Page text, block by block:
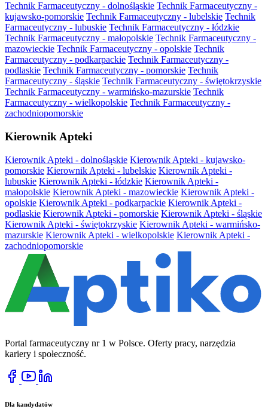
Technik Farmaceutyczny - dolnośląskie Technik Farmaceutyczny -
kujawsko-pomorskie Technik Farmaceutyczny - lubelskie Technik
Farmaceutyczny - lubuskie Technik Farmaceutyczny - łódzkie
Technik Farmaceutyczny - małopolskie Technik Farmaceutyczny -
mazowieckie Technik Farmaceutyczny - opolskie Technik
Farmaceutyczny - podkarpackie Technik Farmaceutyczny -
podlaskie Technik Farmaceutyczny - pomorskie Technik
Farmaceutyczny - śląskie Technik Farmaceutyczny - świętokrzyskie
Technik Farmaceutyczny - warmińsko-mazurskie Technik
Farmaceutyczny - wielkopolskie Technik Farmaceutyczny -
zachodniopomorskie
Kierownik Apteki
Kierownik Apteki - dolnośląskie Kierownik Apteki - kujawsko-
pomorskie Kierownik Apteki - lubelskie Kierownik Apteki -
lubuskie Kierownik Apteki - łódzkie Kierownik Apteki -
małopolskie Kierownik Apteki - mazowieckie Kierownik Apteki -
opolskie Kierownik Apteki - podkarpackie Kierownik Apteki -
podlaskie Kierownik Apteki - pomorskie Kierownik Apteki - śląskie
Kierownik Apteki - świętokrzyskie Kierownik Apteki - warmińsko-
mazurskie Kierownik Apteki - wielkopolskie Kierownik Apteki -
zachodniopomorskie
Portal farmaceutyczny nr 1 w Polsce. Oferty pracy, narzędzia
kariery i społeczność.
Dla kandydatów